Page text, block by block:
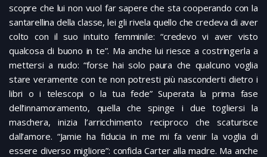
scopre che lui non vuol far sapere che sta cooperando con la
santarellina della classe, lei gli rivela quello che credeva di aver
colto con il suo intuito femminile: “credevo vi aver visto
qualcosa di buono in te”. Ma anche lui riesce a costringerla a
mettersi a nudo: “forse hai solo paura che qualcuno voglia
stare veramente con te non potresti più nasconderti dietro i
libri o i telescopi o la tua fede” Superata la prima fase
dell’innamoramento, quella che spinge i due togliersi la
maschera, inizia l’arricchimento reciproco che scaturisce
dall’amore. “Jamie ha fiducia in me mi fa venir la voglia di
essere diverso migliore”: confida Carter alla madre. Ma anche